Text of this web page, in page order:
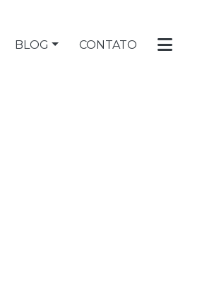
BLOG CONTATO